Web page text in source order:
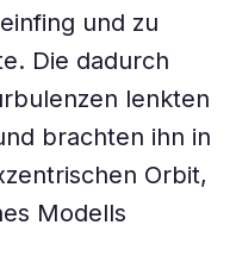
und zu
Die dadurch
lenkten
brachten ihn in
Orbit,
Modells